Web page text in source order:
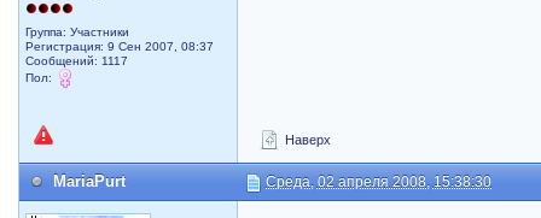
Группа: Участники
Регистрация: 9 Сен 2007, 08:37
Сообщений: 1117
Пол:
Наверх
MariaPurt Среда, 02 апреля 2008, 15:38:30